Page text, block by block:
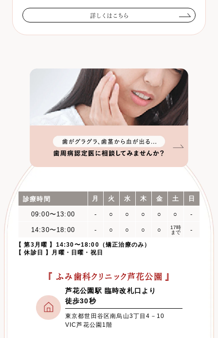
詳しくはこちら
診療時間 月 火 水 木 金 土 日
09:00〜13:00 - ○ ○ ○ ○ ○ -
14:30〜18:00 - ○ ○ ○ ○
17時
まで
-
【 第3月曜 】14:30〜18:00（矯正治療のみ）
【 休診日 】月曜・日曜・祝日
『 ふみ歯科クリニック芦花公園 』
芦花公園駅 臨時改札口より
徒歩30秒
東京都世田谷区南烏山3丁目4－10
VIC芦花公園1階